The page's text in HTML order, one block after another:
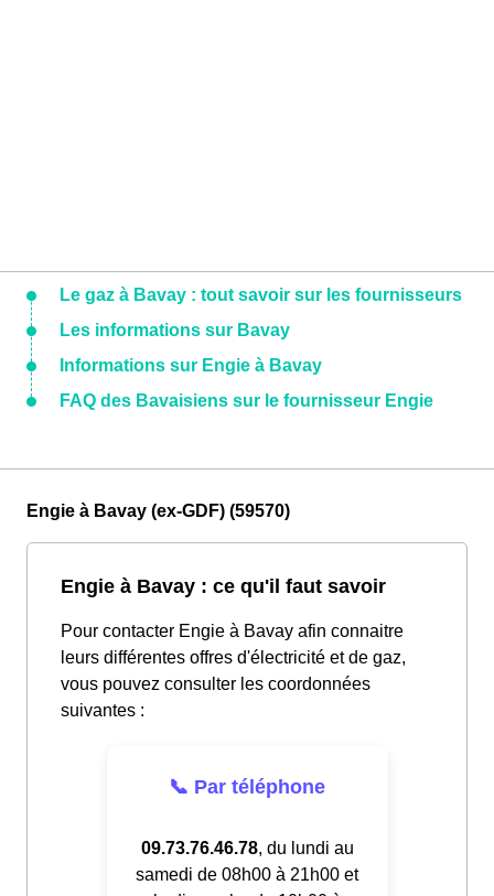
Le gaz à Bavay : tout savoir sur les fournisseurs
Les informations sur Bavay
Informations sur Engie à Bavay
FAQ des Bavaisiens sur le fournisseur Engie
Engie à Bavay (ex-GDF) (59570)
Engie à Bavay : ce qu'il faut savoir
Pour contacter Engie à Bavay afin connaitre
leurs différentes offres d'électricité et de gaz,
vous pouvez consulter les coordonnées
suivantes :
📞 Par téléphone
09.73.76.46.78, du lundi au
samedi de 08h00 à 21h00 et